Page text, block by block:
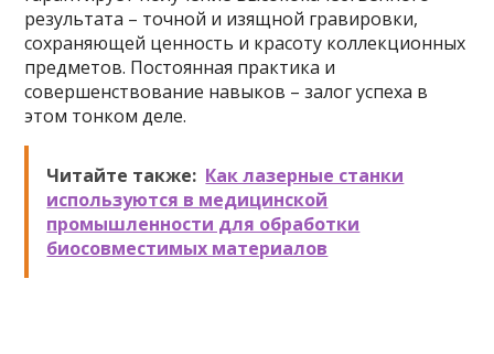
результата – точной и изящной гравировки,
сохраняющей ценность и красоту коллекционных
предметов. Постоянная практика и
совершенствование навыков – залог успеха в
этом тонком деле.
Читайте также: Как лазерные станки
используются в медицинской
промышленности для обработки
биосовместимых материалов